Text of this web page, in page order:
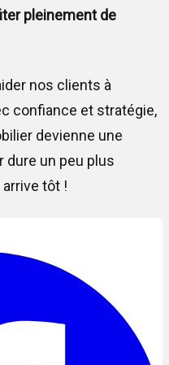
pleinement de
nos clients à
confiance et stratégie,
devienne une
dure un peu plus
tôt !